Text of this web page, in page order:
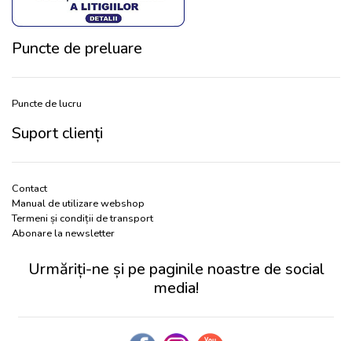
Puncte de preluare
Puncte de lucru
Suport clienți
Contact
Manual de utilizare webshop
Termeni și condiții de transport
Abonare la newsletter
Urmăriți-ne și pe paginile noastre de social
media!